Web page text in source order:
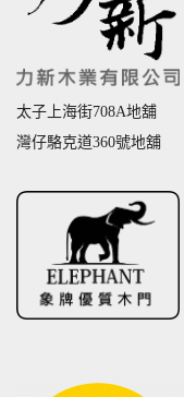
太子上海街708A地舖
灣仔駱克道360號地舖